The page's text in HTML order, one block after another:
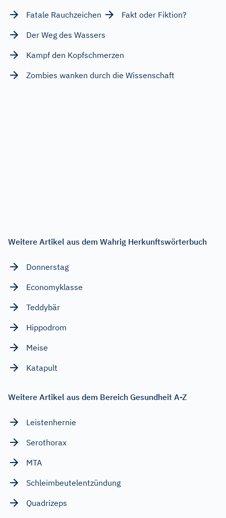
Fatale Rauchzeichen
Fakt oder Fiktion?
Der Weg des Wassers
Kampf den Kopfschmerzen
Zombies wanken durch die Wissenschaft
Weitere Artikel aus dem Wahrig Herkunftswörterbuch
Donnerstag
Economyklasse
Teddybär
Hippodrom
Meise
Katapult
Weitere Artikel aus dem Bereich Gesundheit A-Z
Leistenhernie
Serothorax
MTA
Schleimbeutelentzündung
Quadrizeps